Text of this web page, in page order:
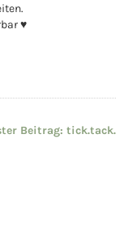
♥
Beitrag: tick.tack.